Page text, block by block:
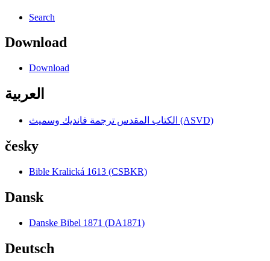
Search
Download
Download
العربية
الكتاب المقدس ترجمة فانديك وسميث (ASVD)
česky
Bible Kralická 1613 (CSBKR)
Dansk
Danske Bibel 1871 (DA1871)
Deutsch